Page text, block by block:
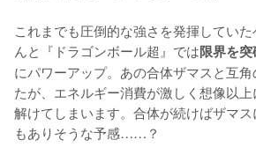
これまでも圧倒的な強さを発揮してい
んと『ドラゴンボール超』では限界を
にパワーアップ。あの合体ザマスと互
たが、エネルギー消費が激しく想像以
解けてしまいます。合体が続けばザマ
もありそうな予感……？